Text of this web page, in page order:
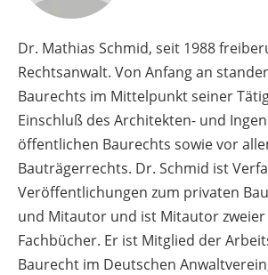
Dr. Mathias Schmid, seit 1988
Rechtsanwalt. Von Anfang an
Baurechts im Mittelpunkt seiner
Einschluß des Architekten- und
öffentlichen Baurechts sowie vor
Bauträgerrechts. Dr. Schmid ist
Veröffentlichungen zum privaten
und Mitautor und ist Mitautor
Fachbücher. Er ist Mitglied der
Baurecht im Deutschen